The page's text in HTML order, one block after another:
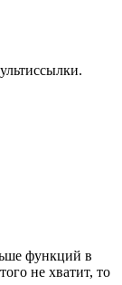
функций в
не хватит, то